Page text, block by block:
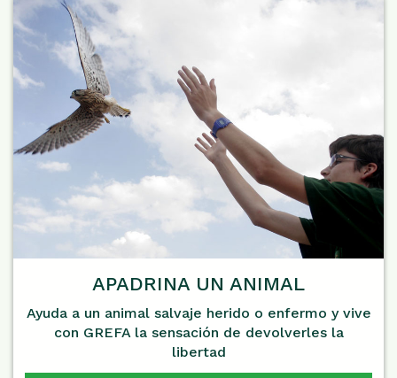
APADRINA UN ANIMAL
Ayuda a un animal salvaje herido o enfermo y vive
con GREFA la sensación de devolverles la
libertad